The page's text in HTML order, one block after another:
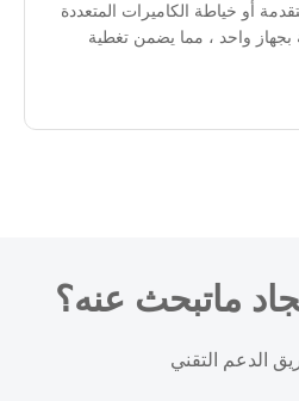
أو خياطة الكاميرات المتعددة
بزاوية 360 درجة بجهاز واحد ، مما يضمن تغطية
ماتبحث عنه؟
الدعم التقني